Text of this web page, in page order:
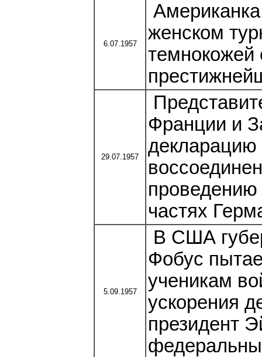
6.07.1957
женском
темнокожей
29.07.1957
Франции и
декларацию
частях
5.09.1957
В США
Фобус
ученикам
ускорения
президент